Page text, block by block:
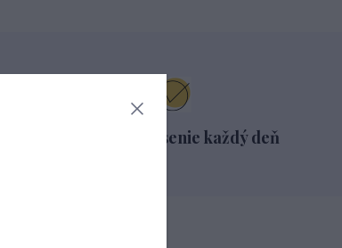
Pohodlné nosenie každý deň